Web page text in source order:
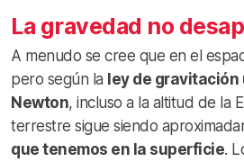
La gravedad no
A menudo se cree que en el
pero según la ley de gravitación
Newton, incluso a la altitud de la
terrestre sigue siendo
que tenemos en la superficie.